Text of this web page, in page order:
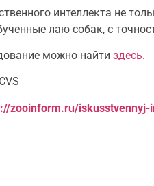
интеллекта не
лаю собак, с
можно найти здесь.
zooinform.ru/